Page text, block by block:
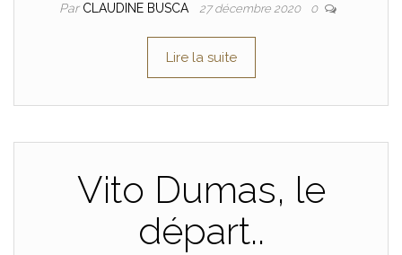
Par CLAUDINE BUSCA 27 décembre 2020 0
Lire la suite
Vito Dumas, le
départ..